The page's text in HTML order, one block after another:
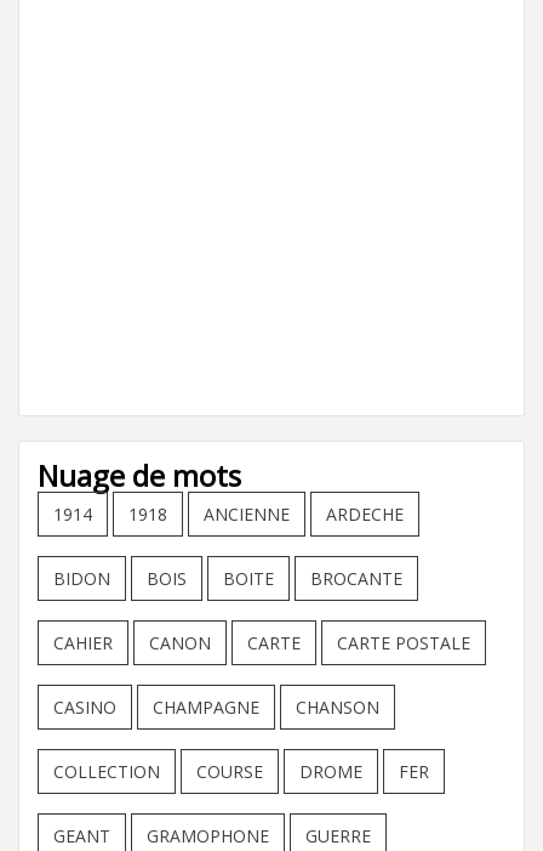
Nuage de mots
1914 1918 ANCIENNE ARDECHE
BIDON BOIS BOITE BROCANTE
CAHIER CANON CARTE CARTE POSTALE
CASINO CHAMPAGNE CHANSON
COLLECTION COURSE DROME FER
GEANT GRAMOPHONE GUERRE